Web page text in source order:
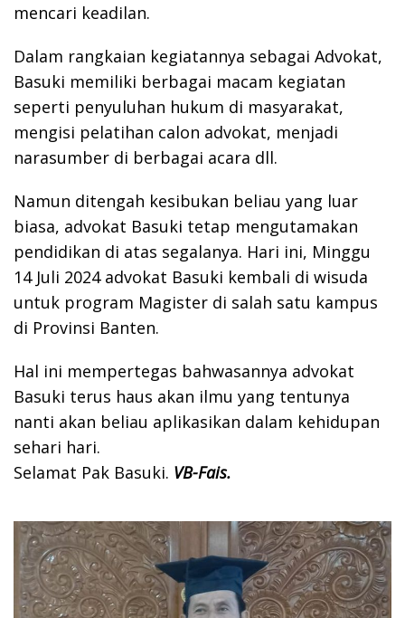
mencari keadilan.
Dalam rangkaian kegiatannya sebagai Advokat,
Basuki memiliki berbagai macam kegiatan
seperti penyuluhan hukum di masyarakat,
mengisi pelatihan calon advokat, menjadi
narasumber di berbagai acara dll.
Namun ditengah kesibukan beliau yang luar
biasa, advokat Basuki tetap mengutamakan
pendidikan di atas segalanya. Hari ini, Minggu
14 Juli 2024 advokat Basuki kembali di wisuda
untuk program Magister di salah satu kampus
di Provinsi Banten.
Hal ini mempertegas bahwasannya advokat
Basuki terus haus akan ilmu yang tentunya
nanti akan beliau aplikasikan dalam kehidupan
sehari hari.
Selamat Pak Basuki. VB-Fais.